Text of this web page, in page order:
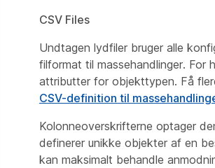
CSV Files
Undtagen lydfiler bruger alle
filformat til massehandlinger.
attributter for objekttypen. Få
CSV-definition til
Kolonneoverskrifterne optager
definerer unikke objekter af en
kan maksimalt behandle